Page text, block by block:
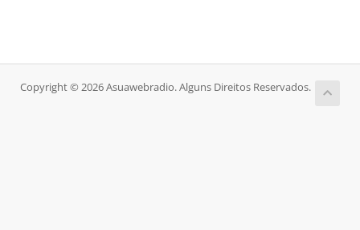
Copyright © 2026 Asuawebradio. Alguns Direitos Reservados.